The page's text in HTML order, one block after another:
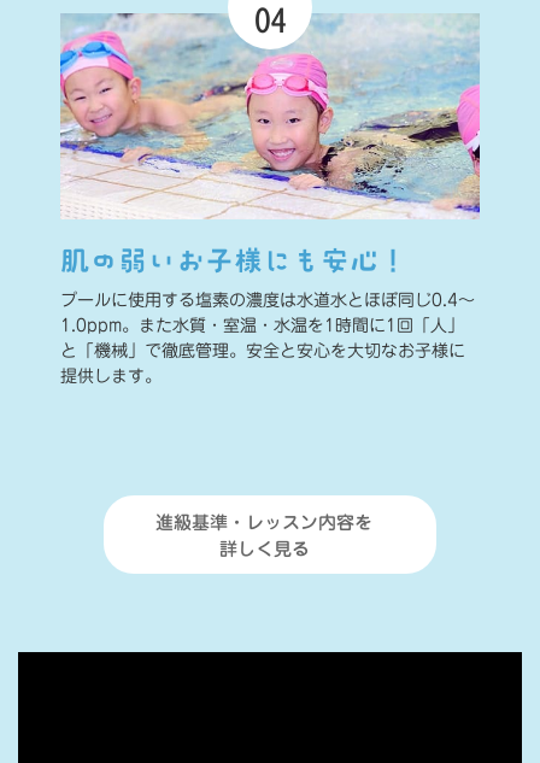
肌の弱いお子様にも安心！
プールに使用する塩素の濃度は水道水とほぼ同じ0.4～
1.0ppm。また水質・室温・水温を1時間に1回「人」
と「機械」で徹底管理。安全と安心を大切なお子様に
提供します。
04
進級基準・レッスン内容を
詳しく見る